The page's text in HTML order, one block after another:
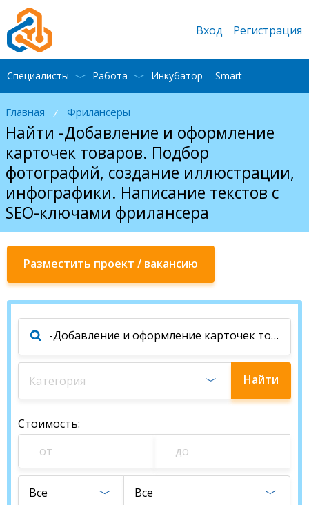
Главная / Фрилансеры
Найти -Добавление и оформление
карточек товаров. Подбор
фотографий, создание иллюстрации,
инфографики. Написание текстов с
SEO-ключами фрилансера
Разместить проект / вакансию
Категория Найти
Стоимость:
Все Все
Вход Регистрация
Специалисты Работа Инкубатор Smart